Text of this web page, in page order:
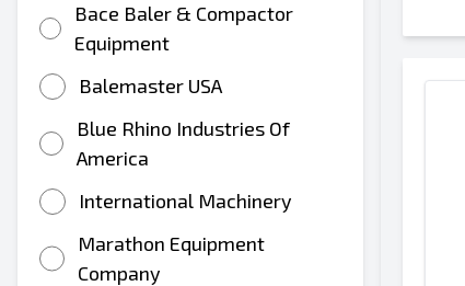
Bace Baler & Compactor
Equipment
Balemaster USA
Blue Rhino Industries Of
America
International Machinery
Marathon Equipment
Company